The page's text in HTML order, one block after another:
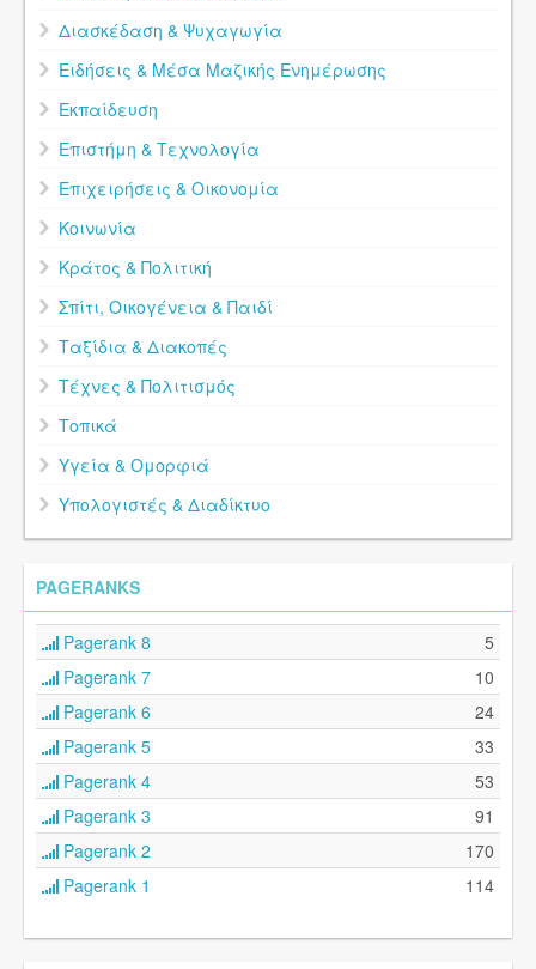
Διασκέδαση & Ψυχαγωγία
Ειδήσεις & Μέσα Μαζικής Ενημέρωσης
Εκπαίδευση
Επιστήμη & Τεχνολογία
Επιχειρήσεις & Οικονομία
Κοινωνία
Κράτος & Πολιτική
Σπίτι, Οικογένεια & Παιδί
Ταξίδια & Διακοπές
Τέχνες & Πολιτισμός
Τοπικά
Υγεία & Ομορφιά
Υπολογιστές & Διαδίκτυο
PAGERANKS
Pagerank 8
5
Pagerank 7
10
Pagerank 6
24
Pagerank 5
33
Pagerank 4
53
Pagerank 3
91
Pagerank 2
170
Pagerank 1
114